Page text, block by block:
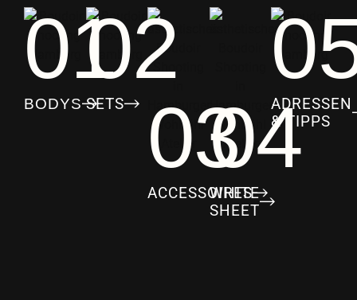
01
BODYS
02
SETS 03
ACCESSOIRES
04
WHITE
SHEET
ADRESSEN
& TIPPS